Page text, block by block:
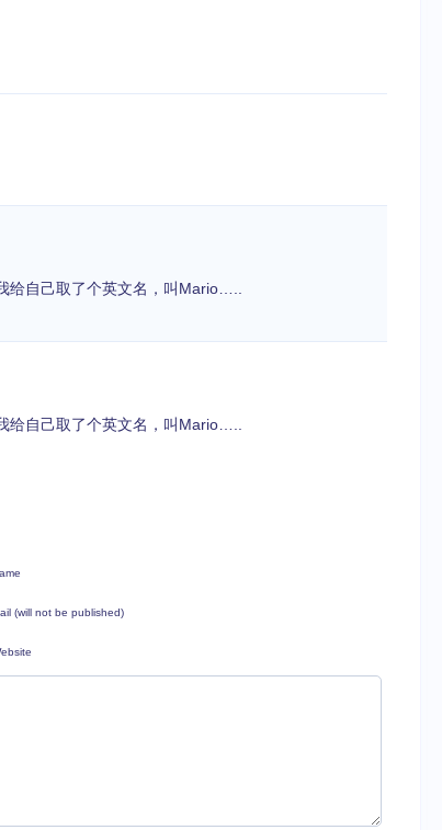
自己取了个英文名，叫Mario…..
自己取了个英文名，叫Mario…..
(will not be published)